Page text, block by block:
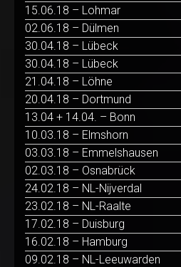
15.06.18 – Lohmar
02.06.18 – Dülmen
30.04.18 – Lübeck
30.04.18 – Lübeck
21.04.18 – Löhne
20.04.18 – Dortmund
13.04 + 14.04. – Bonn
10.03.18 – Elmshorn
03.03.18 – Emmelshausen
02.03.18 – Osnabrück
24.02.18 – NL-Nijverdal
23.02.18 – NL-Raalte
17.02.18 – Duisburg
16.02.18 – Hamburg
09.02.18 – NL-Leeuwarden